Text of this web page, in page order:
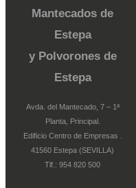
Mantecados de
Estepa
y Polvorones de
Estepa
Avda. del Mantecado, 7 – 1ª
Planta, Principal.
Edificio Centro de Empresas .
41560 Estepa (SEVILLA)
Tlf.: 954 820 500